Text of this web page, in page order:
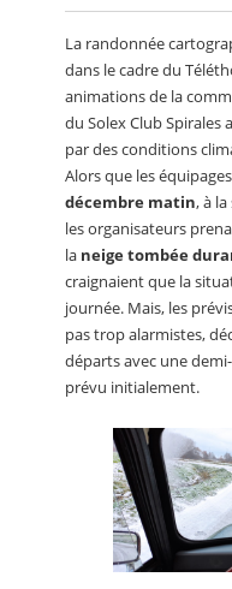
La randonnée
dans le cadre du
animations de la
du Solex Club
par des conditions
Alors que les
décembre matin, à
les organisateurs
la neige tombée
craignaient que la
journée. Mais, les
pas trop alarmistes,
départs avec une
prévu initialement.